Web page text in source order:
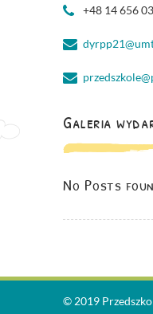
+48 14 656
Galeria
No Posts
© 2019